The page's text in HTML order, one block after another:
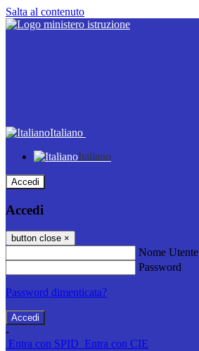
Salta al contenuto
Italiano
Italiano
Accedi
Accedi
button close ×
Nome Utente
Password
Password dimenticata?
-
Entra con SPID Entra con CIE